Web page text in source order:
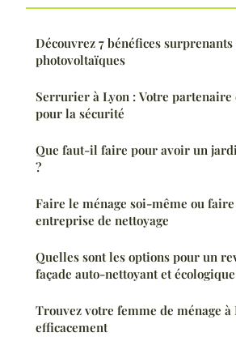
Découvrez 7 bénéfices
photovoltaïques
Serrurier à Lyon : Votre partenaire
pour la sécurité
Que faut-il faire pour avoir un
?
Faire le ménage soi-même ou
entreprise de nettoyage
Quelles sont les options pour un
façade auto-nettoyant et
Trouvez votre femme de ménage
efficacement